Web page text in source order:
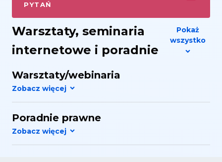
PYTAŃ
Warsztaty, seminaria
internetowe i poradnie
Pokaż
Warsztaty/webinaria
Poradnie prawne